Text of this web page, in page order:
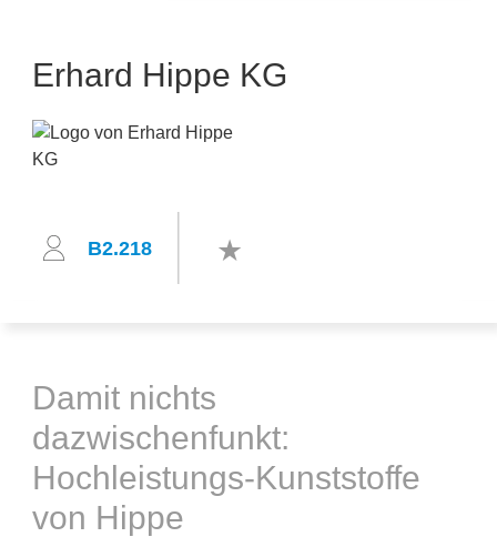
Erhard Hippe KG
B2.218
Damit nichts
dazwischenfunkt:
Hochleistungs-Kunststoffe
von Hippe